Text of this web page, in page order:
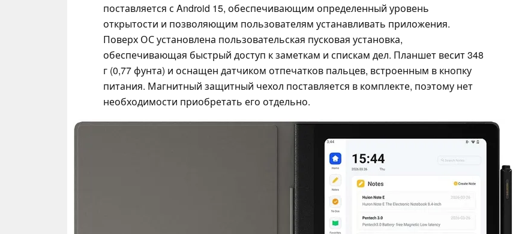
поставляется с Android 15, обеспечивающим определенный уровень
открытости и позволяющим пользователям устанавливать приложения.
Поверх ОС установлена пользовательская пусковая установка,
обеспечивающая быстрый доступ к заметкам и спискам дел. Планшет весит 348
г (0,77 фунта) и оснащен датчиком отпечатков пальцев, встроенным в кнопку
питания. Магнитный защитный чехол поставляется в комплекте, поэтому нет
необходимости приобретать его отдельно.